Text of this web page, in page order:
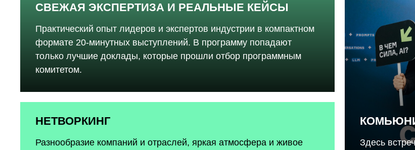
СВЕЖАЯ ЭКСПЕРТИЗА И РЕАЛЬНЫЕ КЕЙСЫ
Практический опыт лидеров и экспертов индустрии в компактном
формате 20-минутных выступлений. В программу попадают
только лучшие доклады, которые прошли отбор программным
комитетом.
НЕТВОРКИНГ
Разнообразие компаний и отраслей, яркая атмосфера и живое
Здесь